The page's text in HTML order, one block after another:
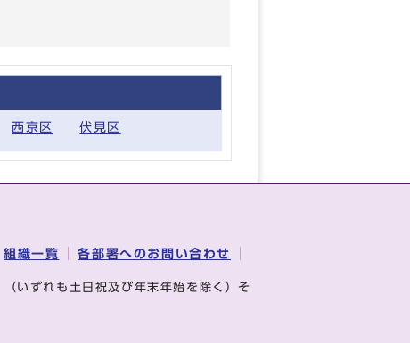
西京区 伏見区
組織一覧 各部署へのお問い合わせ
（いずれも土日祝及び年末年始を除く）そ